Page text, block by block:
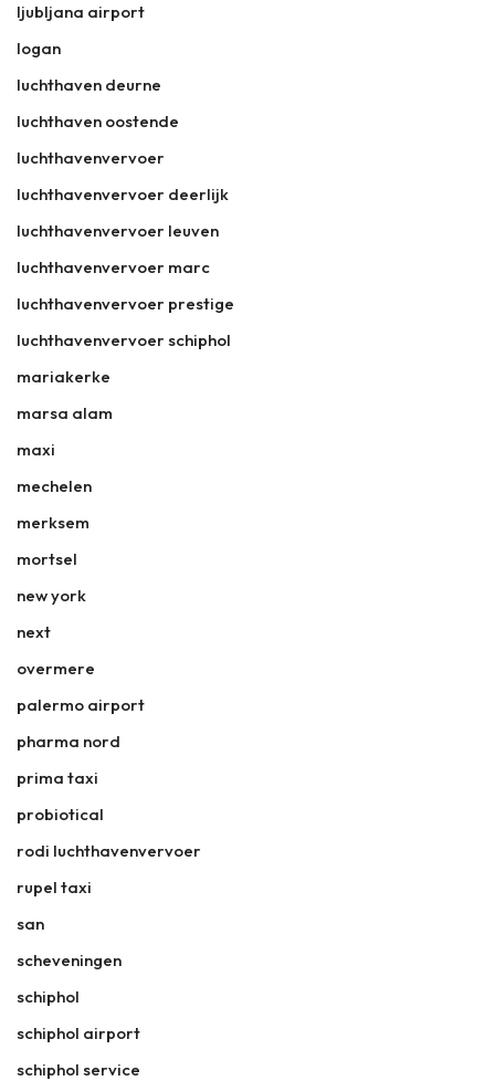
ljubljana airport
logan
luchthaven deurne
luchthaven oostende
luchthavenvervoer
luchthavenvervoer deerlijk
luchthavenvervoer leuven
luchthavenvervoer marc
luchthavenvervoer prestige
luchthavenvervoer schiphol
mariakerke
marsa alam
maxi
mechelen
merksem
mortsel
new york
next
overmere
palermo airport
pharma nord
prima taxi
probiotical
rodi luchthavenvervoer
rupel taxi
san
scheveningen
schiphol
schiphol airport
schiphol service